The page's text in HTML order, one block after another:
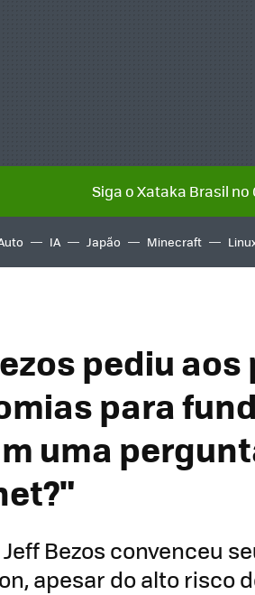
Siga o Xataka Brasil no
IA Japão Minecraft
pediu
para
uma
Jeff Bezos convenceu
apesar do alto risco